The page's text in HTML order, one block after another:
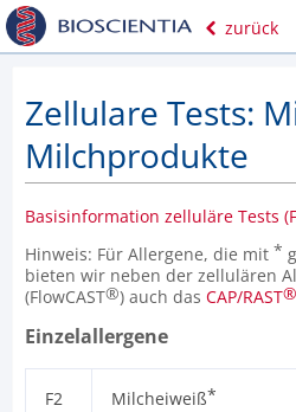
zurück
Zellulare Tests:
Milchprodukte
Basisinformation zelluläre Tests
Hinweis: Für Allergene, die mit *
bieten wir neben der zellulären
(FlowCAST®) auch das CAP/RAST®
Einzelallergene
F2 Milcheiweiß*